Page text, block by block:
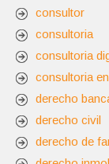
consultor
consultoria
consultoria
consultoria
derecho
derecho civil
derecho de